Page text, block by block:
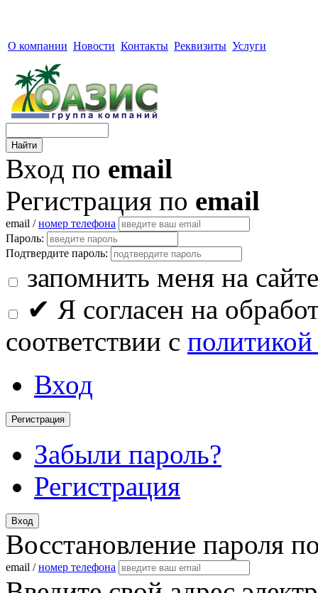
О компании Новости Контакты Реквизиты Услуги
Вход по email
Регистрация по email
email /номер телефона
Пароль:
Подтвердите пароль:
запомнить меня на сайте
✔ Я согласен на
соответствии с
Вход
Регистрация
Забыли пароль?
Регистрация
Вход
Восстановление пароля
email /номер телефона